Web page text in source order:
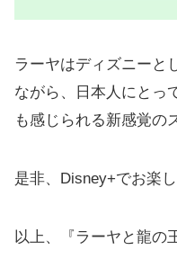
ラーヤはディズニーと
ながら、日本人にとっ
も感じられる新感覚の
是非、Disney+でお楽
以上、『ラーヤと龍の